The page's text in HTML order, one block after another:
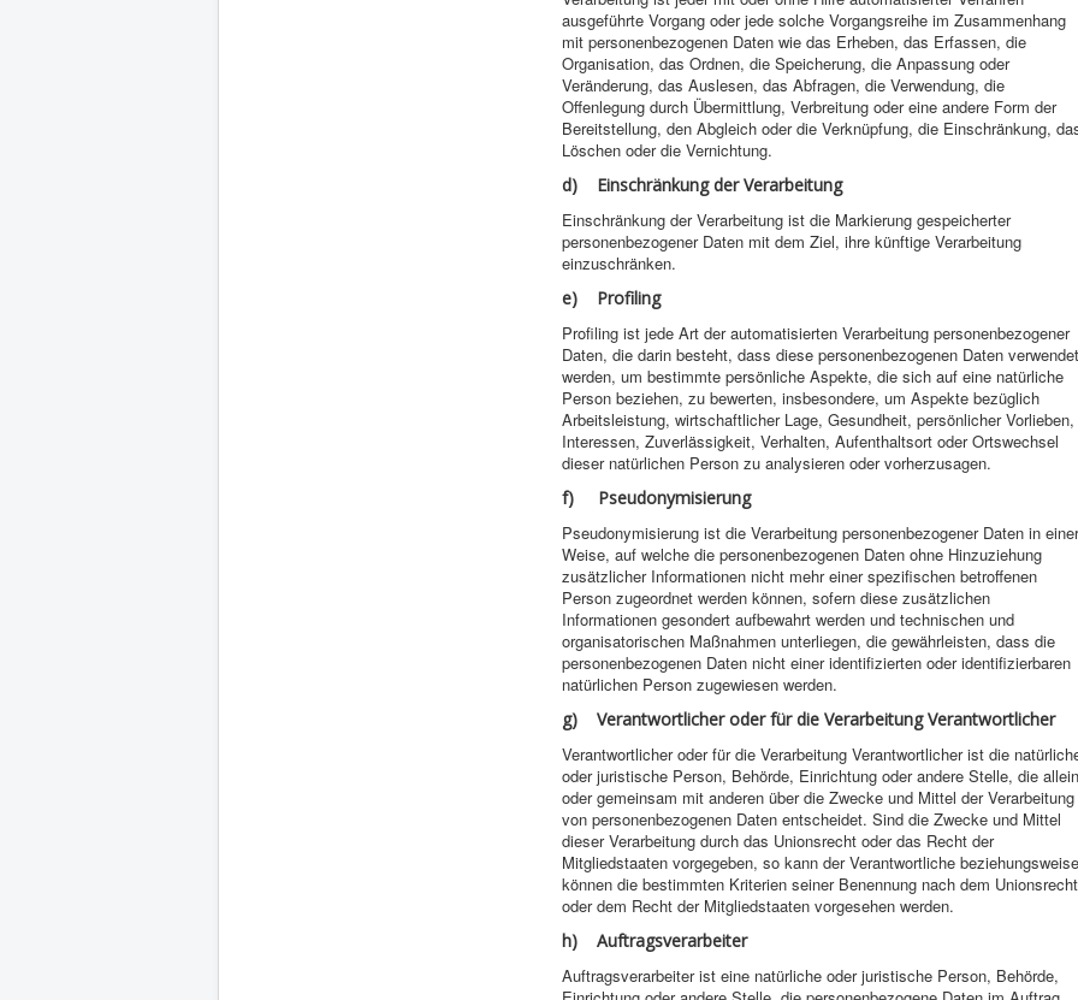
ausgeführte Vorgang oder jede solche Vorgangsreihe im Zusammenhang
mit personenbezogenen Daten wie das Erheben, das Erfassen, die
Organisation, das Ordnen, die Speicherung, die Anpassung oder
Veränderung, das Auslesen, das Abfragen, die Verwendung, die
Offenlegung durch Übermittlung, Verbreitung oder eine andere Form der
Bereitstellung, den Abgleich oder die Verknüpfung, die Einschränkung,
Löschen oder die Vernichtung.
d) Einschränkung der Verarbeitung
Einschränkung der Verarbeitung ist die Markierung gespeicherter
personenbezogener Daten mit dem Ziel, ihre künftige Verarbeitung
einzuschränken.
e) Profiling
Profiling ist jede Art der automatisierten Verarbeitung personenbezogener
Daten, die darin besteht, dass diese personenbezogenen Daten verwendet
werden, um bestimmte persönliche Aspekte, die sich auf eine natürliche
Person beziehen, zu bewerten, insbesondere, um Aspekte bezüglich
Arbeitsleistung, wirtschaftlicher Lage, Gesundheit, persönlicher Vorlieben,
Interessen, Zuverlässigkeit, Verhalten, Aufenthaltsort oder Ortswechsel
dieser natürlichen Person zu analysieren oder vorherzusagen.
f) Pseudonymisierung
Pseudonymisierung ist die Verarbeitung personenbezogener Daten in einer
Weise, auf welche die personenbezogenen Daten ohne Hinzuziehung
zusätzlicher Informationen nicht mehr einer spezifischen betroffenen
Person zugeordnet werden können, sofern diese zusätzlichen
Informationen gesondert aufbewahrt werden und technischen und
organisatorischen Maßnahmen unterliegen, die gewährleisten, dass die
personenbezogenen Daten nicht einer identifizierten oder identifizierbaren
natürlichen Person zugewiesen werden.
g) Verantwortlicher oder für die Verarbeitung Verantwortlicher
Verantwortlicher oder für die Verarbeitung Verantwortlicher ist die
oder juristische Person, Behörde, Einrichtung oder andere Stelle, die allein
oder gemeinsam mit anderen über die Zwecke und Mittel der Verarbeitung
von personenbezogenen Daten entscheidet. Sind die Zwecke und Mittel
dieser Verarbeitung durch das Unionsrecht oder das Recht der
Mitgliedstaaten vorgegeben, so kann der Verantwortliche beziehungsweise
können die bestimmten Kriterien seiner Benennung nach dem Unionsrecht
oder dem Recht der Mitgliedstaaten vorgesehen werden.
h) Auftragsverarbeiter
Auftragsverarbeiter ist eine natürliche oder juristische Person, Behörde,